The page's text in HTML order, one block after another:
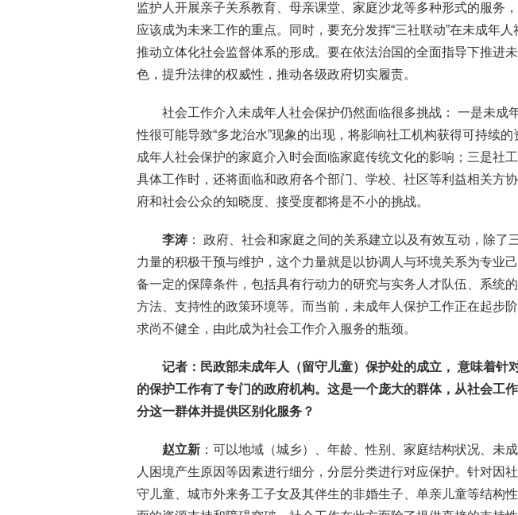
监护人开展亲子关系教育、母亲课堂、家庭沙龙等多种形式的服务
应该成为未来工作的重点。同时，要充分发挥“三社联动”在未成年人
推动立体化社会监督体系的形成。要在依法治国的全面指导下推进
色，提升法律的权威性，推动各级政府切实履责。
社会工作介入未成年人社会保护仍然面临很多挑战： 一是未成
性很可能导致“多龙治水”现象的出现，将影响社工机构获得可持续
成年人社会保护的家庭介入时会面临家庭传统文化的影响；三是社
具体工作时，还将面临和政府各个部门、学校、社区等利益相关方
府和社会公众的知晓度、接受度都将是不小的挑战。
李涛 ： 政府、社会和家庭之间的关系建立以及有效互动，除了
力量的积极干预与维护，这个力量就是以协调人与环境关系为专业
备一定的保障条件，包括具有行动力的研究与实务人才队伍、系统
方法、支持性的政策环境等。而当前，未成年人保护工作正在起步
求尚不健全，由此成为社会工作介入服务的瓶颈。
记者：民政部未成年人（留守儿童）保护处的成立， 意味着针
的保护工作有了专门的政府机构。这是一个庞大的群体，从社会工
分这一群体并提供区别化服务？
赵立新 ：可以地域（城乡）、年龄、性别、家庭结构状况、未
人困境产生原因等因素进行细分，分层分类进行对应保护。针对因
守儿童、城市外来务工子女及其伴生的非婚生子、单亲儿童等结构